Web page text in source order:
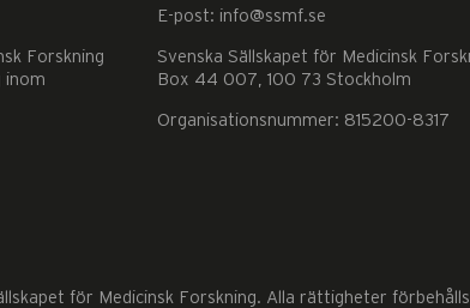
Forskning
inom
E-post: info@ssmf.se
Svenska Sällskapet för Medicinsk
Box 44 007, 100 73 Stockholm
Organisationsnummer: 815200-8317
för Medicinsk Forskning. Alla rättigheter